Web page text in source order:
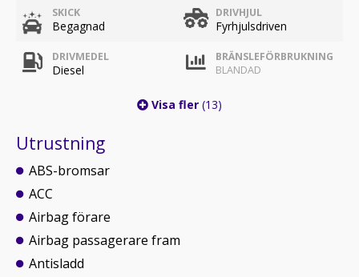
SKICK
Begagnad
DRIVHJUL
Fyrhjulsdriven
DRIVMEDEL
Diesel
BRÄNSLEFÖRBRUKNING
BLANDAD
Visa fler (13)
Utrustning
ABS-bromsar
ACC
Airbag förare
Airbag passagerare fram
Antisladd